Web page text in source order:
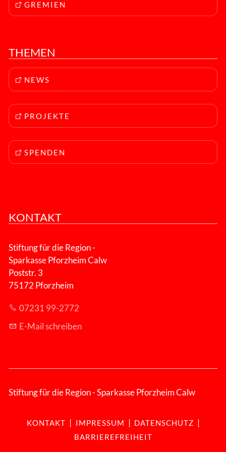
GREMIEN
THEMEN
NEWS
PROJEKTE
SPENDEN
KONTAKT
Stiftung für die Region -
Sparkasse Pforzheim Calw
Poststr. 3
75172 Pforzheim
07231 99-2772
E-Mail schreiben
Stiftung für die Region - Sparkasse Pforzheim Calw
KONTAKT | IMPRESSUM | DATENSCHUTZ |
BARRIEREFREIHEIT